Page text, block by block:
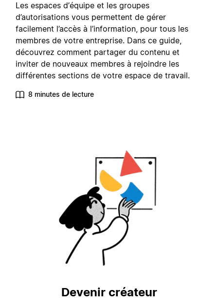
Les espaces d’équipe et les groupes
d’autorisations vous permettent de gérer
facilement l’accès à l’information, pour tous les
membres de votre entreprise. Dans ce guide,
découvrez comment partager du contenu et
inviter de nouveaux membres à rejoindre les
différentes sections de votre espace de travail.
8 minutes de lecture
Devenir créateur